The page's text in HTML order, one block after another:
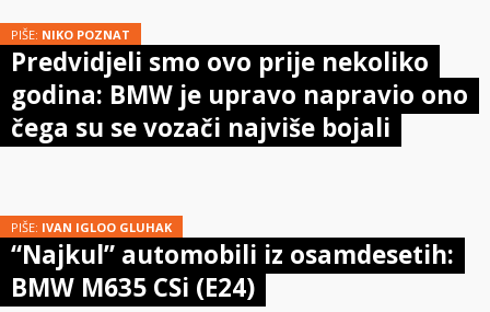
PIŠE: NIKO POZNAT
Predvidjeli smo ovo prije nekoliko
godina: BMW je upravo napravio ono
čega su se vozači najviše bojali
PIŠE: IVAN IGLOO GLUHAK
“Najkul” automobili iz osamdesetih:
BMW M635 CSi (E24)